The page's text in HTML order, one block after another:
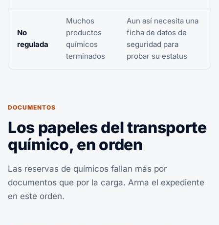
No
regulada
Muchos
productos
químicos
terminados
Aun así necesita una
ficha de datos de
seguridad para
probar su estatus
DOCUMENTOS
Los papeles del transporte
químico, en orden
Las reservas de químicos fallan más por
documentos que por la carga. Arma el expediente
en este orden.